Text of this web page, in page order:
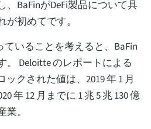
BaFinがDeFi製品について具
初めてです。
ていることを考えると、BaFin
Deloitte のレポートによる
ックされた値は、2019 年 1 月
年 12 月までに 1 兆 5 兆 130 億
。